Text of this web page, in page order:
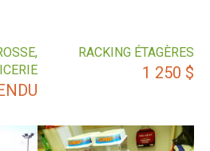
RACKING ÉTAGÈRES
1 250 $